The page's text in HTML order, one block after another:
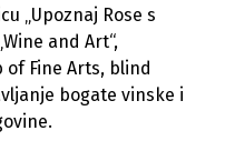
„Upoznaj Rose s
and Art“,
of Fine Arts, blind
bogate vinske i